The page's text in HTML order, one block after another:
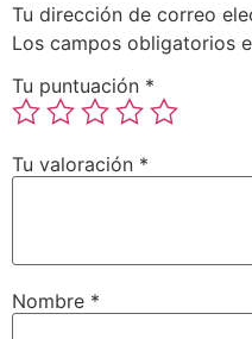
Tu dirección de correo
Los campos obligatorios
Tu puntuación *
Tu valoración *
Nombre *